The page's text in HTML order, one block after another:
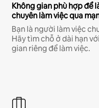
Không gian phù hợp để
chuyên làm việc qua
Bạn là người làm việc
Hãy tìm chỗ ở dài hạn
gian riêng để làm việc.